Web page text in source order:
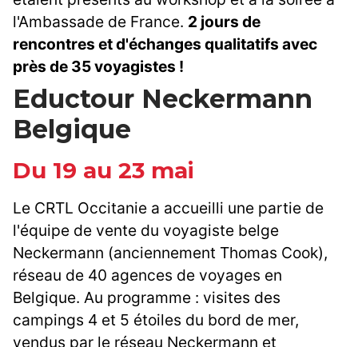
l'Ambassade de France. 2 jours de
rencontres et d'échanges qualitatifs avec
près de 35 voyagistes !
Eductour Neckermann
Belgique
Du 19 au 23 mai
Le CRTL Occitanie a accueilli une partie de
l'équipe de vente du voyagiste belge
Neckermann (anciennement Thomas Cook),
réseau de 40 agences de voyages en
Belgique. Au programme : visites des
campings 4 et 5 étoiles du bord de mer,
vendus par le réseau Neckermann et